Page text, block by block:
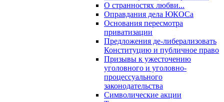
О странностях любви...
Оправдания дела ЮКОСа
Основания пересмотра
приватизации
Предложения де-либерализовать
Конституцию и публичное право
Призывы к ужесточению
уголовного и уголовно-
процессуального
законодательства
Символические акции